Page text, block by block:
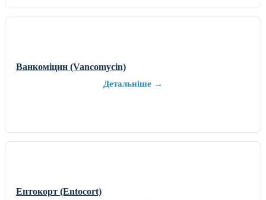
Ванкоміцин (Vancomycin)
Детальніше →
Ентокорт (Entocort)